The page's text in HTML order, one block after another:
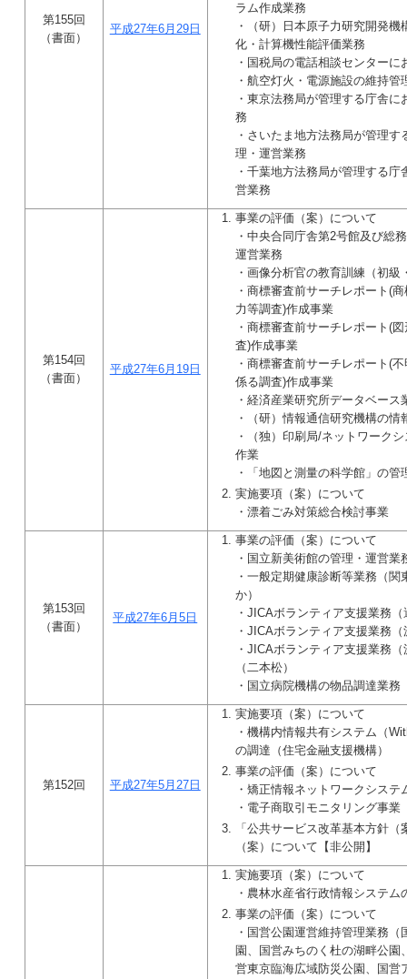
第155回
（書面）
平成27年6月29日
ラム作成業務
・（研）日本原子力研究開発
化・計算機性能評価業務
・国税局の電話相談センターに
・航空灯火・電源施設の維持管
・東京法務局が管理する庁舎
務
・さいたま地方法務局が管理
理・運営業務
・千葉地方法務局が管理する
営業務
第154回
（書面）
平成27年6月19日
事業の評価（案）について
・中央合同庁舎第2号館及び総
運営業務
・画像分析官の教育訓練（初級
・商標審査前サーチレポート(
力等調査)作成事業
・商標審査前サーチレポート(
査)作成事業
・商標審査前サーチレポート(
係る調査)作成事業
・経済産業研究所データベース
・（研）情報通信研究機構の情
・（独）印刷局/ネットワーク
作業
・「地図と測量の科学館」の管
実施要項（案）について
・漂着ごみ対策総合検討事業
第153回
（書面）
平成27年6月5日
事業の評価（案）について
・国立新美術館の管理・運営業
・一般定期健康診断等業務（
か）
・JICAボランティア支援業務
・JICAボランティア支援業務
・JICAボランティア支援業務
（二本松）
・国立病院機構の物品調達業務
第152回 平成27年5月27日
実施要項（案）について
・機構内情報共有システム（
の調達（住宅金融支援機構）
事業の評価（案）について
・矯正情報ネットワークシステ
・電子商取引モニタリング事業
「公共サービス改革基本方針
（案）について【非公開】
実施要項（案）について
・農林水産省行政情報システム
事業の評価（案）について
・国営公園運営維持管理業務
園、国営みちのく杜の湖畔公園
営東京臨海広域防災公園、国営